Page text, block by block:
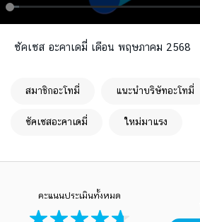
ซัคเซส อะคาเดมี่ เดือน พฤษภาคม 2568
สมาชิกอะโทมี่ แนะนำบริษัทอะโทมี่
ซัคเซสอะคาเดมี่ ใหม่มาแรง
คะแนนประเมินทั้งหมด